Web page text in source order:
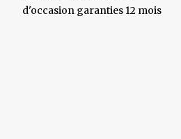
d'occasion garanties 12 mois